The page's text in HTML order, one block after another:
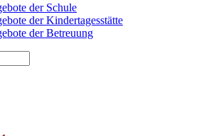
der Schule
der Kindertagesstätte
der Betreuung